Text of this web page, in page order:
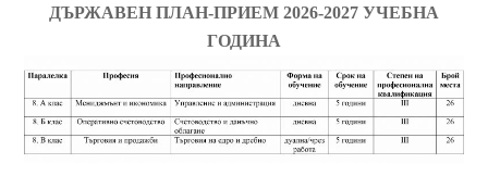
ДЪРЖАВЕН ПЛАН-ПРИЕМ 2026-2027 УЧЕБНА
ГОДИНА